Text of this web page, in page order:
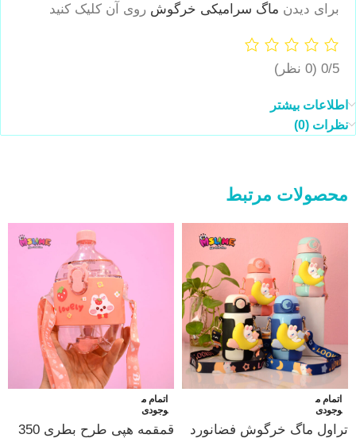
برای دیدن ماگ سرامیکی خرگوش روی آن کلیک کنید
0/5 (0 نظر)
اطلاعات بیشتر
نظرات (0)
محصولات مرتبط
اتمام م
وجودی
تراول ماگ خرگوش فضانورد
اتمام م
وجودی
قمقمه هپی طرح بطری 350